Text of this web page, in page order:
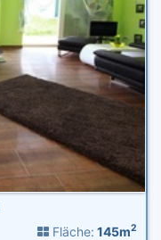
Fläche: 145m2